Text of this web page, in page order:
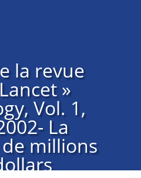
la revue
»
Vol. 1,
La
millions